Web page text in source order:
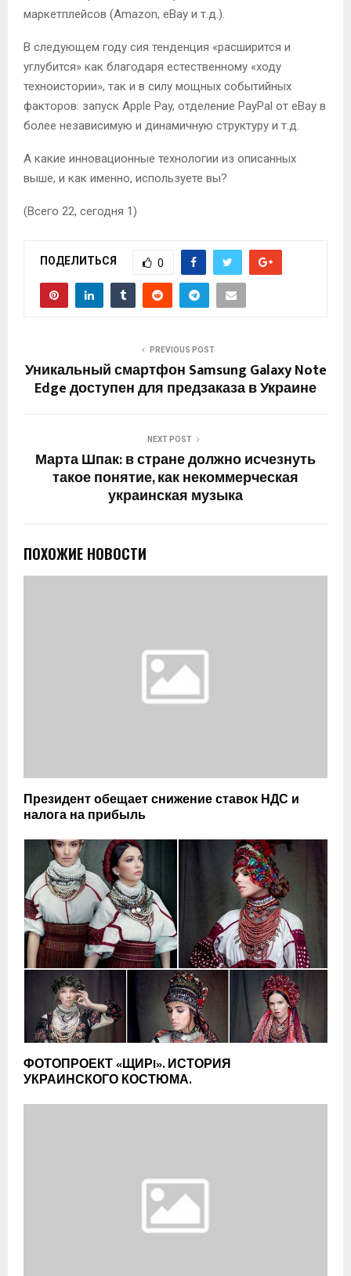
маркетплейсов (Amazon, eBay и т.д.).
В следующем году сия тенденция «расширится и
углубится» как благодаря естественному «ходу
техноистории», так и в силу мощных событийных
факторов: запуск Apple Pay, отделение PayPal от eBay в
более независимую и динамичную структуру и т.д.
А какие инновационные технологии из описанных
выше, и как именно, используете вы?
(Всего 22, сегодня 1)
ПОДЕЛИТЬСЯ 0
PREVIOUS POST
Уникальный смартфон Samsung Galaxy Note
Edge доступен для предзаказа в Украине
NEXT POST
Марта Шпак: в стране должно исчезнуть
такое понятие, как некоммерческая
украинская музыка
ПОХОЖИЕ НОВОСТИ
Президент обещает снижение ставок НДС и
налога на прибыль
ФОТОПРОЕКТ «ЩИРI». ИСТОРИЯ
УКРАИНСКОГО КОСТЮМА.